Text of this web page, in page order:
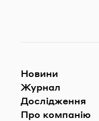
Новини
Журнал
Дослідження
Про компанію